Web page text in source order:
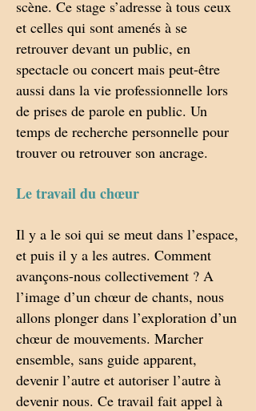
scène. Ce stage s’adresse à tous ceux
et celles qui sont amenés à se
retrouver devant un public, en
spectacle ou concert mais peut-être
aussi dans la vie professionnelle lors
de prises de parole en public. Un
temps de recherche personnelle pour
trouver ou retrouver son ancrage.
Le travail du chœur
Il y a le soi qui se meut dans l’espace,
et puis il y a les autres. Comment
avançons-nous collectivement ? A
l’image d’un chœur de chants, nous
allons plonger dans l’exploration d’un
chœur de mouvements. Marcher
ensemble, sans guide apparent,
devenir l’autre et autoriser l’autre à
devenir nous. Ce travail fait appel à